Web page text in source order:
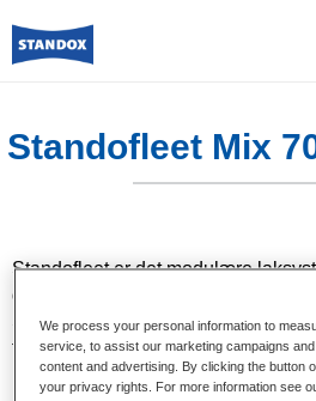
Standofleet Mix
Standofleet er det modulære
der overholder EU's strenge VOC-
Standofleet Mix 700 Binder MS er
til brug i Standofleet-formler.
We process your personal information to
service, to assist our marketing campaigns
content and advertising. By clicking the button
your privacy rights. For more information see